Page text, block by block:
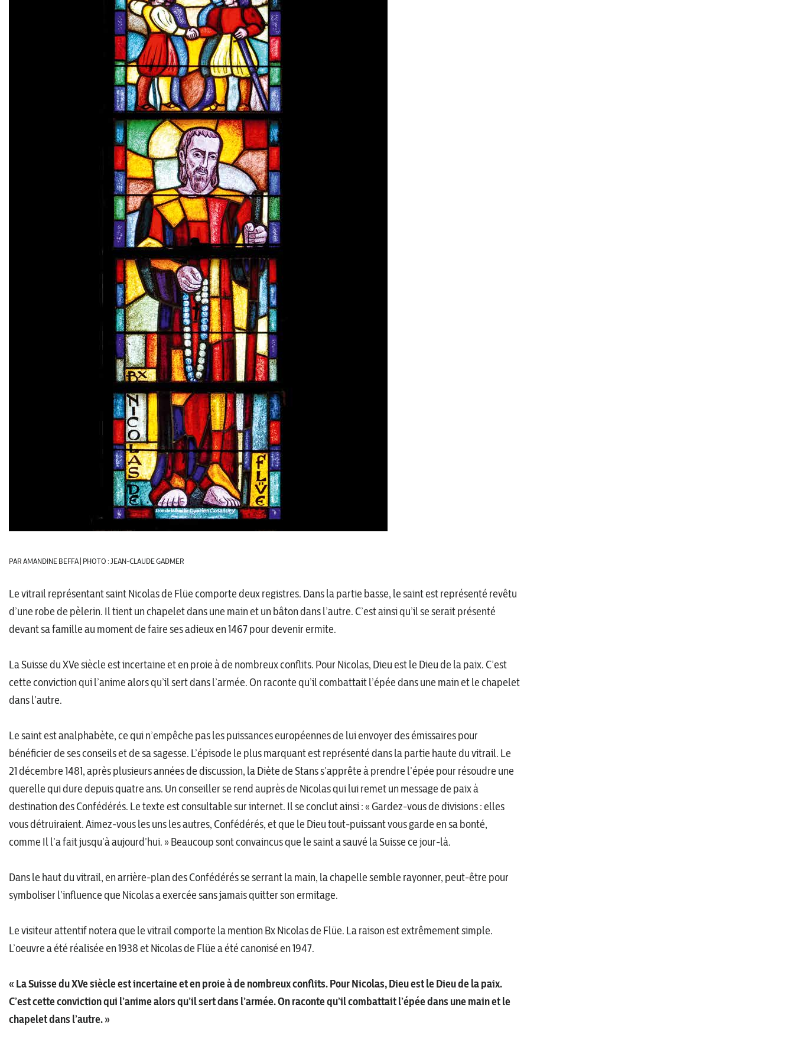
PAR AMANDINE BEFFA | PHOTO : JEAN-CLAUDE GADMER
Le vitrail représentant saint Nicolas de Flüe comporte deux registres. Dans la partie basse, le saint est représenté revêtu
d’une robe de pèlerin. Il tient un chapelet dans une main et un bâton dans l’autre. C’est ainsi qu’il se serait présenté
devant sa famille au moment de faire ses adieux en 1467 pour devenir ermite.
La Suisse du XVe siècle est incertaine et en proie à de nombreux conflits. Pour Nicolas, Dieu est le Dieu de la paix. C’est
cette conviction qui l’anime alors qu’il sert dans l’armée. On raconte qu’il combattait l’épée dans une main et le chapelet
dans l’autre.
Le saint est analphabète, ce qui n’empêche pas les puissances européennes de lui envoyer des émissaires pour
bénéficier de ses conseils et de sa sagesse. L’épisode le plus marquant est représenté dans la partie haute du vitrail. Le
21 décembre 1481, après plusieurs années de discussion, la Diète de Stans s’apprête à prendre l’épée pour résoudre une
querelle qui dure depuis quatre ans. Un conseiller se rend auprès de Nicolas qui lui remet un message de paix à
destination des Confédérés. Le texte est consultable sur internet. Il se conclut ainsi : « Gardez-vous de divisions : elles
vous détruiraient. Aimez-vous les uns les autres, Confédérés, et que le Dieu tout-puissant vous garde en sa bonté,
comme Il l’a fait jusqu’à aujourd’hui. » Beaucoup sont convaincus que le saint a sauvé la Suisse ce jour-là.
Dans le haut du vitrail, en arrière-plan des Confédérés se serrant la main, la chapelle semble rayonner, peut-être pour
symboliser l’influence que Nicolas a exercée sans jamais quitter son ermitage.
Le visiteur attentif notera que le vitrail comporte la mention Bx Nicolas de Flüe. La raison est extrêmement simple.
L’oeuvre a été réalisée en 1938 et Nicolas de Flüe a été canonisé en 1947.
« La Suisse du XVe siècle est incertaine et en proie à de nombreux conflits. Pour Nicolas, Dieu est le Dieu de la paix.
C’est cette conviction qui l’anime alors qu’il sert dans l’armée. On raconte qu’il combattait l’épée dans une main et le
chapelet dans l’autre. »